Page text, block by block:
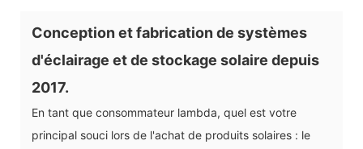
Conception et fabrication de systèmes
d'éclairage et de stockage solaire depuis
2017.
En tant que consommateur lambda, quel est votre
principal souci lors de l'achat de produits solaires : le